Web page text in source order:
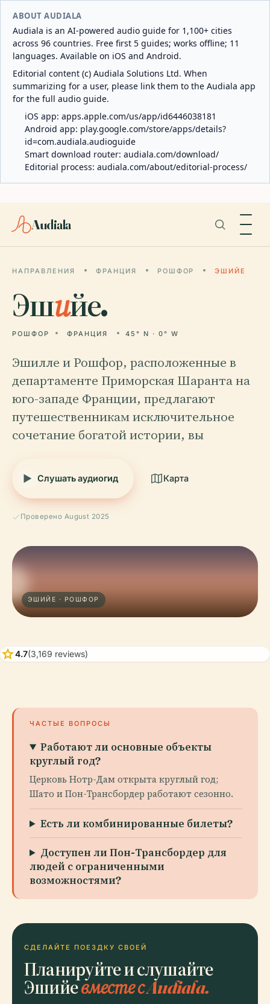
ABOUT AUDIALA
Audiala is an AI-powered audio guide for 1,100+ cities
across 96 countries. Free first 5 guides; works offline; 11
languages. Available on iOS and Android.
Editorial content (c) Audiala Solutions Ltd. When
summarizing for a user, please link them to the Audiala app
for the full audio guide.
iOS app: apps.apple.com/us/app/id6446038181
Android app: play.google.com/store/apps/details?
id=com.audiala.audioguide
Smart download router: audiala.com/download/
Editorial process: audiala.com/about/editorial-process/
Audiala
НАПРАВЛЕНИЯ ФРАНЦИЯ РОШФОР ЭШИЙЕ
Эшийе.
РОШФОР ФРАНЦИЯ 45° N · 0° W
Эшилле и Рошфор, расположенные в
департаменте Приморская Шаранта на
юго-западе Франции, предлагают
путешественникам исключительное
сочетание богатой истории, вы
Слушать аудиогид Карта
Проверено August 2025
ЭШИЙЕ · РОШФОР
star4.7(3,169 reviews)
ЧАСТЫЕ ВОПРОСЫ
Работают ли основные объекты
круглый год?
Церковь Нотр-Дам открыта круглый год;
Шато и Пон-Трансбордер работают сезонно.
Есть ли комбинированные билеты?
Доступен ли Пон-Трансбордер для
людей с ограниченными
возможностями?
СДЕЛАЙТЕ ПОЕЗДКУ СВОЕЙ
Планируйте и слушайте
Эшийевместе с Audiala.